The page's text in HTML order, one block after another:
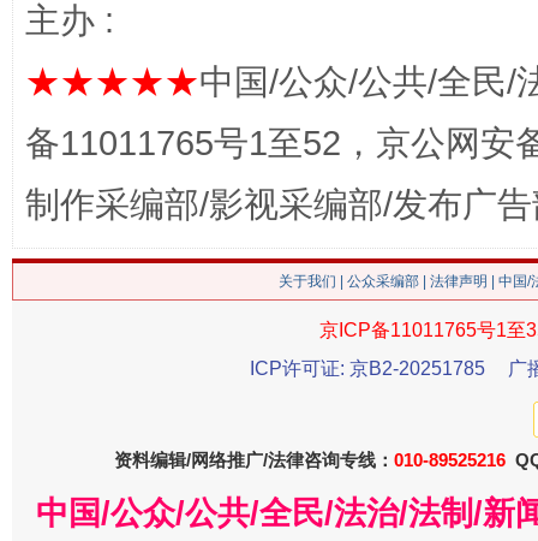
这是一记警钟！ 谢
主办 :
★★★★★中国/公众/公共/全民/
备11011765号1至52，京公网安
制作采编部/影视采编部/发布广
关于我们 公众采编部 法律声明 | 中国
京ICP备11011765号1至
ICP许可证: 京B2-20251785
广
资料编辑/网络推广/法律咨询专线： 010-89525216
中国/公众/公共/全民/法治/法制/新